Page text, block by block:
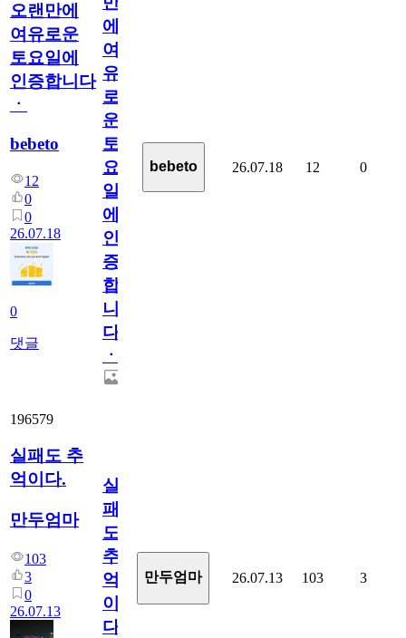
오랜만에
여유로운
토요일에
인증합니다
ㆍ
bebeto
12
0
0
26.07.18
0
댓글
에
여
유
로
운
토
요
일
에
인
증
합
니
다
ㆍ
bebeto 26.07.18 12 0
196579
실패도 추
억이다.
만두엄마
103
3
0
26.07.13
실
패
도
추
억
이
다.
만두엄마 26.07.13 103 3